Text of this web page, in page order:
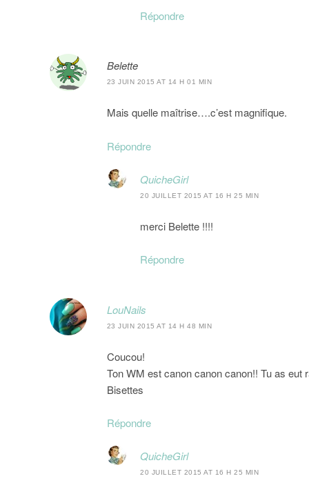
Répondre
Belette
23 JUIN 2015 AT 14 H 01 MIN
Mais quelle maîtrise….c’est magnifique.
Répondre
QuicheGirl
20 JUILLET 2015 AT 16 H 25 MIN
merci Belette !!!!
Répondre
LouNails
23 JUIN 2015 AT 14 H 48 MIN
Coucou!
Ton WM est canon canon canon!! Tu as
Bisettes
Répondre
QuicheGirl
20 JUILLET 2015 AT 16 H 25 MIN